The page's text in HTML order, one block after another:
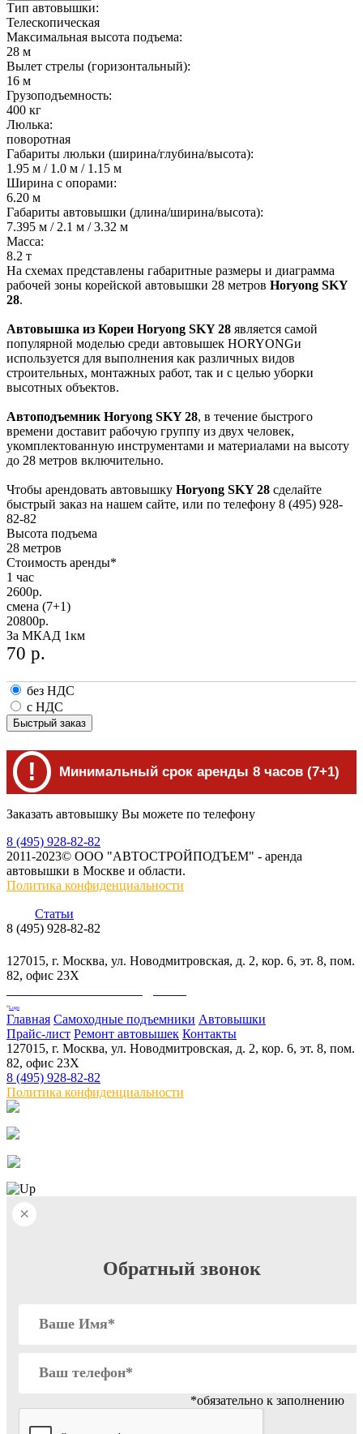
Тип автовышки:
Телескопическая
Максимальная высота подъема:
28 м
Вылет стрелы (горизонтальный):
16 м
Грузоподъемность:
400 кг
Люлька:
поворотная
Габариты люльки (ширина/глубина/высота):
1.95 м / 1.0 м / 1.15 м
Ширина с опорами:
6.20 м
Габариты автовышки (длина/ширина/высота):
7.395 м / 2.1 м / 3.32 м
Масса:
8.2 т
На схемах представлены габаритные размеры и диаграмма
рабочей зоны корейской автовышки 28 метров Horyong SKY
28.
Автовышка из Кореи Horyong SKY 28 является самой
популярной моделью среди автовышек HORYONGи
используется для выполнения как различных видов
строительных, монтажных работ, так и с целью уборки
высотных объектов.
Автоподъемник Horyong SKY 28, в течение быстрого
времени доставит рабочую группу из двух человек,
укомплектованную инструментами и материалами на высоту
до 28 метров включительно.
Чтобы арендовать автовышку Horyong SKY 28 сделайте
быстрый заказ на нашем сайте, или по телефону 8 (495) 928-
82-82
Высота подъема
28 метров
Стоимость аренды*
1 час
2600р.
смена (7+1)
20800р.
За МКАД 1км
70 р.
без НДС
с НДС
Быстрый заказ
! Минимальный срок аренды 8 часов (7+1)
Заказать автовышку Вы можете по телефону
8 (495) 928-82-82
2011-2023© ООО "АВТОСТРОЙПОДЪЕМ" - аренда
автовышки в Москве и области.
Политика конфиденциальности
Статьи
8 (495) 928-82-82
127015, г. Москва, ул. Новодмитровская, д. 2, кор. 6, эт. 8, пом.
82, офис 23Х
Главная Самоходные подъемники Автовышки
Прайс-лист Ремонт автовышек Контакты
127015, г. Москва, ул. Новодмитровская, д. 2, кор. 6, эт. 8, пом.
82, офис 23Х
8 (495) 928-82-82
Политика конфиденциальности
×
Обратный звонок
*обязательно к заполнению